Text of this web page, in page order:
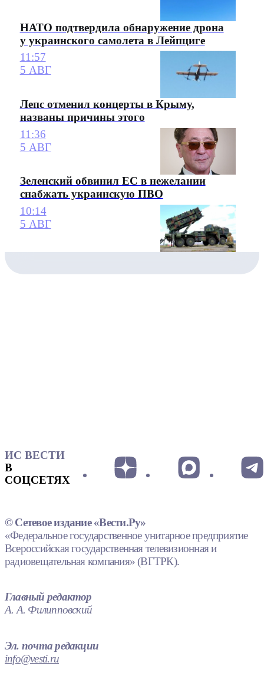
НАТО подтвердила обнаружение дрона
у украинского самолета в Лейпциге
11:57
5 АВГ
Лепс отменил концерты в Крыму,
названы причины этого
11:36
5 АВГ
Зеленский обвинил ЕС в нежелании
снабжать украинскую ПВО
10:14
5 АВГ
ИС ВЕСТИ
В
СОЦСЕТЯХ
© Сетевое издание «Вести.Ру»
«Федеральное государственное унитарное предприятие
Всероссийская государственная телевизионная и
радиовещательная компания» (ВГТРК).
Главный редактор
А. А. Филипповский
Эл. почта редакции
info@vesti.ru